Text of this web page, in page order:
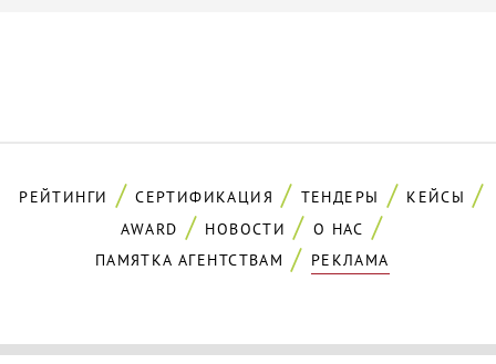
РЕЙТИНГИ СЕРТИФИКАЦИЯ ТЕНДЕРЫ
КЕЙСЫ
AWARD
НОВОСТИ
О НАС
ПАМЯТКА АГЕНТСТВАМ
РЕКЛАМА